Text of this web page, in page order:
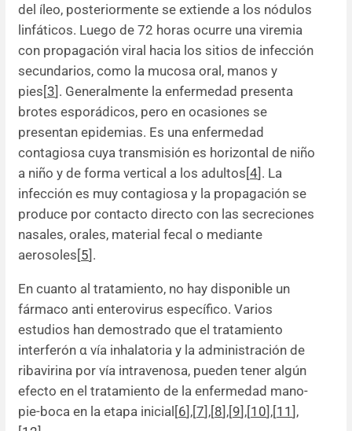
del íleo, posteriormente se extiende a los nódulos
linfáticos. Luego de 72 horas ocurre una viremia
con propagación viral hacia los sitios de infección
secundarios, como la mucosa oral, manos y
pies[3]. Generalmente la enfermedad presenta
brotes esporádicos, pero en ocasiones se
presentan epidemias. Es una enfermedad
contagiosa cuya transmisión es horizontal de niño
a niño y de forma vertical a los adultos[4]. La
infección es muy contagiosa y la propagación se
produce por contacto directo con las secreciones
nasales, orales, material fecal o mediante
aerosoles[5].
En cuanto al tratamiento, no hay disponible un
fármaco anti enterovirus específico. Varios
estudios han demostrado que el tratamiento
interferón α vía inhalatoria y la administración de
ribavirina por vía intravenosa, pueden tener algún
efecto en el tratamiento de la enfermedad mano-
pie-boca en la etapa inicial[6],[7],[8],[9],[10],[11 ],